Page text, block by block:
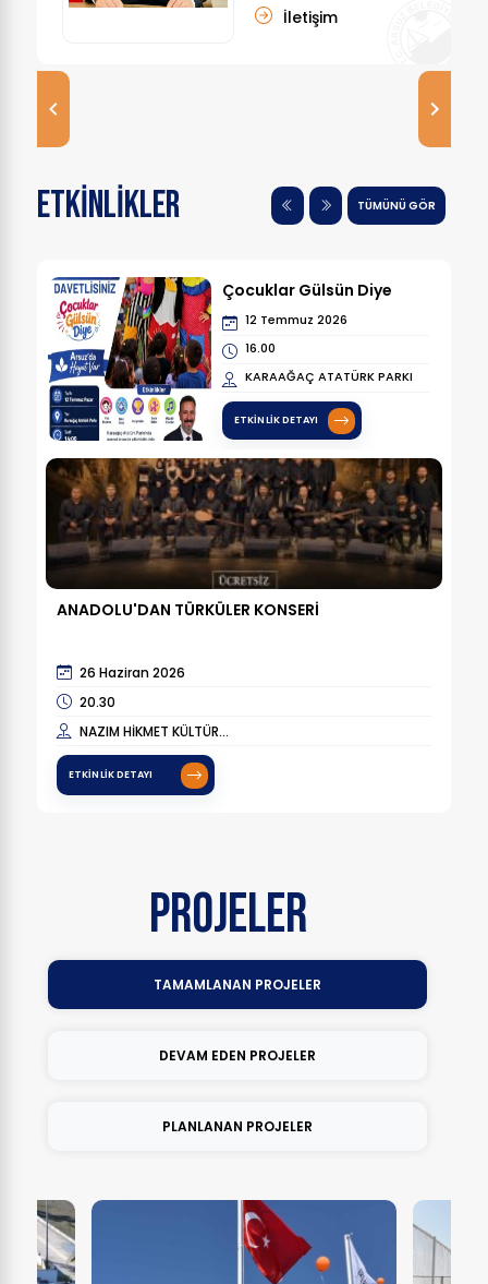
İletişim
ETKİNLİKLER TÜMÜNÜ GÖR
Çocuklar Gülsün Diye
12 Temmuz 2026
16.00
KARAAĞAÇ ATATÜRK PARKI
ETKINLIK DETAYI
ANADOLU'DAN TÜRKÜLER KONSERİ
26 Haziran 2026
20.30
NAZIM HİKMET KÜLTÜR...
ETKINLIK DETAYI
PROJELER
TAMAMLANAN PROJELER
DEVAM EDEN PROJELER
PLANLANAN PROJELER